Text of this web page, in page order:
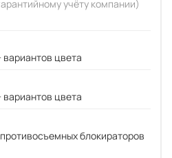
учёту компании)
цвета
цвета
блокираторов